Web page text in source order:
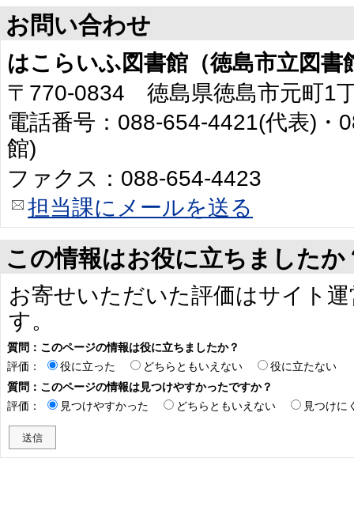
お問い合わせ
はこらいふ図書館（徳島市立図書
〒770-0834 徳島県徳島市元町1
電話番号：088-654-4421(代表)・
館)
ファクス：088-654-4423
担当課にメールを送る
この情報はお役に立ちましたか
お寄せいただいた評価はサイト
す。
質問：このページの情報は役に立ちましたか？
評価：
役に立った どちらともいえない
役に立たない
質問：このページの情報は見つけやすかったですか？
評価：
見つけやすかった どちらともいえない 見つけに